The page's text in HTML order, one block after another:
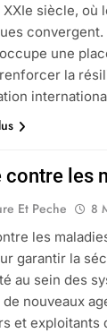
XXIe siècle,
une
la
contre les
Et Peche 8
les
garantir la
au sein des
nouveaux
et exploitants